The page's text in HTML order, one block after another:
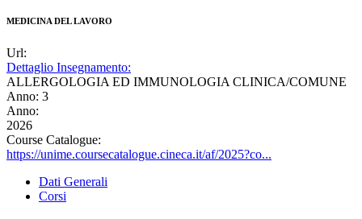
MEDICINA DEL LAVORO
Url:
Dettaglio Insegnamento:
ALLERGOLOGIA ED IMMUNOLOGIA CLINICA/COMUNE
Anno: 3
Anno:
2026
Course Catalogue:
https://unime.coursecatalogue.cineca.it/af/2025?co...
Dati Generali
Corsi